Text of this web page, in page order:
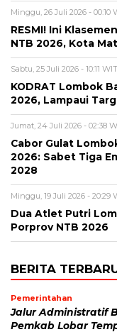
Minggu, 26 Juli 2026 - 00:10
RESMI! Ini
NTB 2026, Kota
Sabtu, 25 Juli 2026 - 10:11
KODRAT Lombok
2026, Lampaui
Jumat, 24 Juli 2026 - 02:38
Cabor Gulat
2026: Sabet Tiga
2028
Minggu, 19 Juli 2026 - 20:29
Dua Atlet Putri
Porprov NTB 2026
BERITA
Pemerintahan
Jalur Administratif
Pemkab Lobar